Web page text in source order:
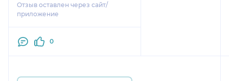
в 2018 году, безумно болел
желудок и мне друзья
замечательного доктора. Она
с желудком, но и с печенью, я
Отзыв оставлен через сайт/
приложение
0